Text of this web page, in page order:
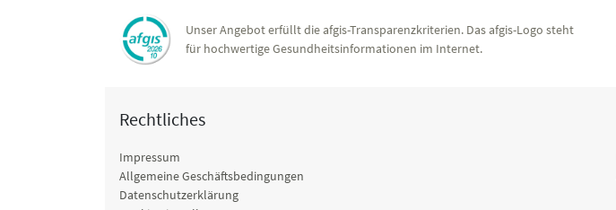
Unser Angebot erfüllt die afgis-Transparenzkriterien. Das afgis-Logo steht
für hochwertige Gesundheitsinformationen im Internet.
Rechtliches
Impressum
Allgemeine Geschäftsbedingungen
Datenschutzerklärung